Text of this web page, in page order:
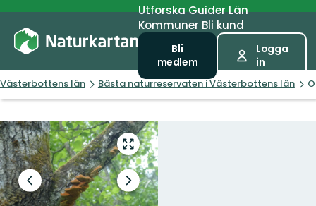
UtforskaGuiderLän
Kommuner Bli kund
Bli
medlem
Logga
in
Västerbottens län Bästa naturreservaten i Västerbottens län
Gå
till
helskärmsläge
Föregående
bild
Nästa
bildspel